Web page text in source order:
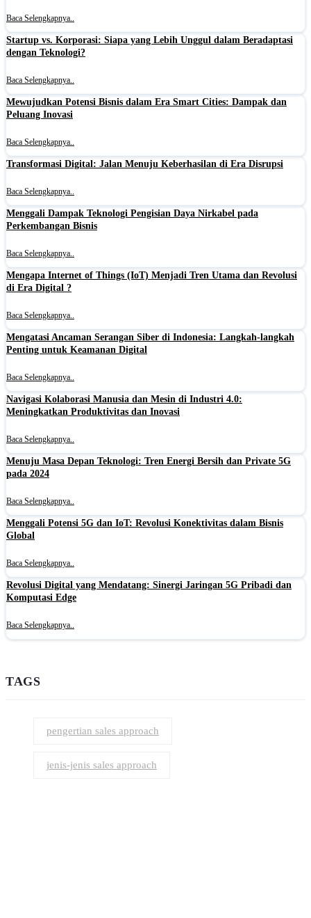
Baca Selengkapnya..
Startup vs. Korporasi: Siapa yang Lebih Unggul dalam Beradaptasi
dengan Teknologi?
Baca Selengkapnya..
Mewujudkan Potensi Bisnis dalam Era Smart Cities: Dampak dan
Peluang Inovasi
Baca Selengkapnya..
Transformasi Digital: Jalan Menuju Keberhasilan di Era Disrupsi
Baca Selengkapnya..
Menggali Dampak Teknologi Pengisian Daya Nirkabel pada
Perkembangan Bisnis
Baca Selengkapnya..
Mengapa Internet of Things (IoT) Menjadi Tren Utama dan Revolusi
di Era Digital ?
Baca Selengkapnya..
Mengatasi Ancaman Serangan Siber di Indonesia: Langkah-langkah
Penting untuk Keamanan Digital
Baca Selengkapnya..
Navigasi Kolaborasi Manusia dan Mesin di Industri 4.0:
Meningkatkan Produktivitas dan Inovasi
Baca Selengkapnya..
Menuju Masa Depan Teknologi: Tren Energi Bersih dan Private 5G
pada 2024
Baca Selengkapnya..
Menggali Potensi 5G dan IoT: Revolusi Konektivitas dalam Bisnis
Global
Baca Selengkapnya..
Revolusi Digital yang Mendatang: Sinergi Jaringan 5G Pribadi dan
Komputasi Edge
Baca Selengkapnya..
TAGS
pengertian sales approach
jenis-jenis sales approach